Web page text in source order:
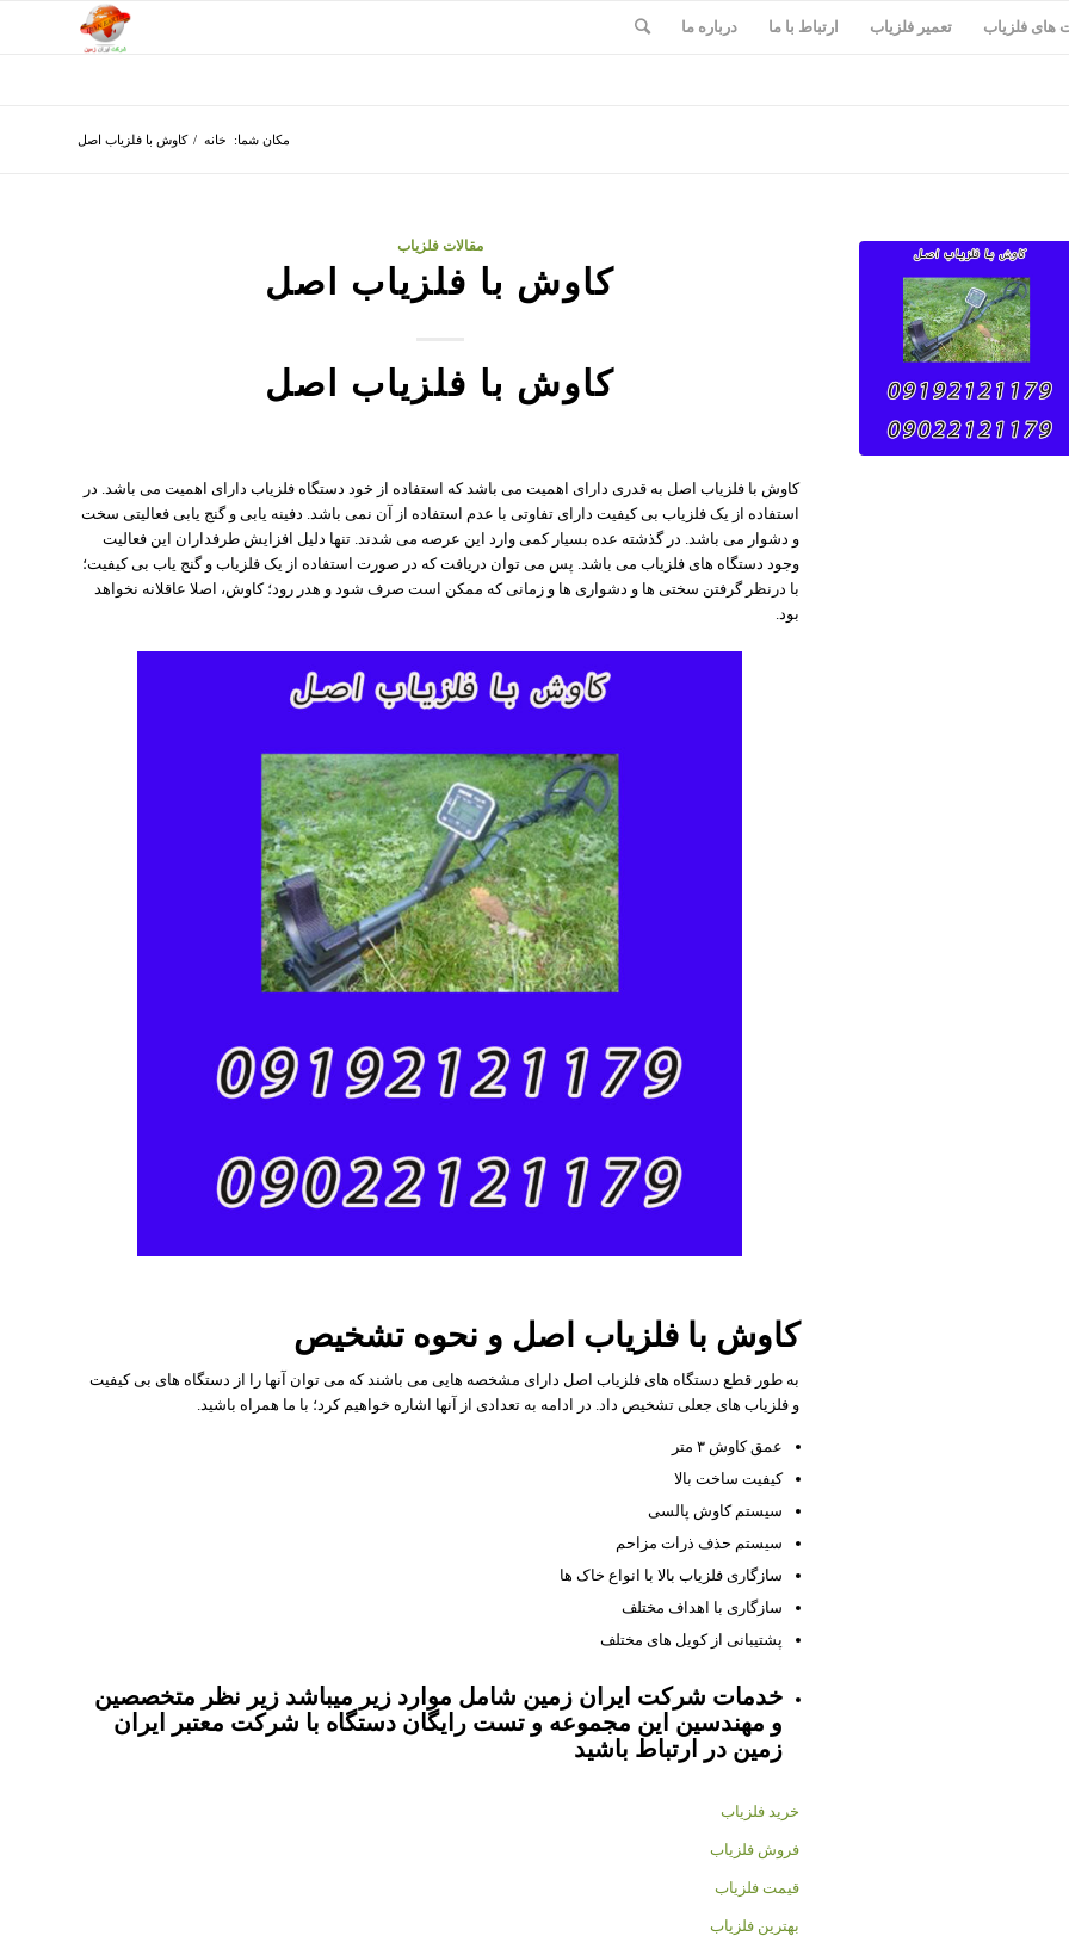
های فلزیاب تعمیر فلزیاب ارتباط با ما درباره ما
مکان شما: خانه / کاوش با فلزیاب اصل
مقالات فلزیاب
کاوش با فلزیاب اصل
کاوش با فلزیاب اصل
کاوش با فلزیاب اصل به قدری دارای اهمیت می باشد که استفاده از خود دستگاه فلزیاب دارای اهمیت می باشد. در
استفاده از یک فلزیاب بی کیفیت دارای تفاوتی با عدم استفاده از آن نمی باشد. دفینه یابی و گنج یابی فعالیتی سخت
و دشوار می باشد. در گذشته عده بسیار کمی وارد این عرصه می شدند. تنها دلیل افزایش طرفداران این فعالیت
وجود دستگاه های فلزیاب می باشد. پس می توان دریافت که در صورت استفاده از یک فلزیاب و گنج یاب بی کیفیت؛
با درنظر گرفتن سختی ها و دشواری ها و زمانی که ممکن است صرف شود و هدر رود؛ کاوش، اصلا عاقلانه نخواهد
بود.
کاوش با فلزیاب اصل و نحوه تشخیص
به طور قطع دستگاه های فلزیاب اصل دارای مشخصه هایی می باشند که می توان آنها را از دستگاه های بی کیفیت
و فلزیاب های جعلی تشخیص داد. در ادامه به تعدادی از آنها اشاره خواهیم کرد؛ با ما همراه باشید.
عمق کاوش ۳ متر
کیفیت ساخت بالا
سیستم کاوش پالسی
سیستم حذف ذرات مزاحم
سازگاری فلزیاب بالا با انواع خاک ها
سازگاری با اهداف مختلف
پشتیبانی از کویل های مختلف
خدمات شرکت ایران زمین شامل موارد زیر میباشد زیر نظر متخصصین
و مهندسین این مجموعه و تست رایگان دستگاه با شرکت معتبر ایران
زمین در ارتباط باشید
خرید فلزیاب
فروش فلزیاب
قیمت فلزیاب
بهترین فلزیاب